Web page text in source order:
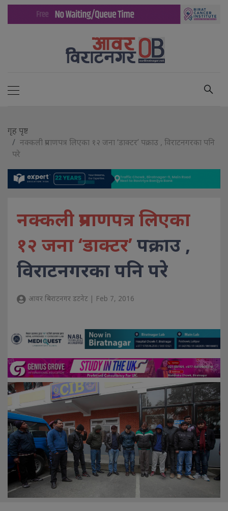
गृह पृष्ट
नक्कली प्रमाणपत्र लिएका १२ जना ‘डाक्टर’ पक्राउ , विराटनगरका पनि
परे
नक्कली प्रमाणपत्र लिएका
१२ जना ‘डाक्टर’ पक्राउ ,
विराटनगरका पनि परे
आवर बिराटनगर डटनेट | Feb 7, 2016